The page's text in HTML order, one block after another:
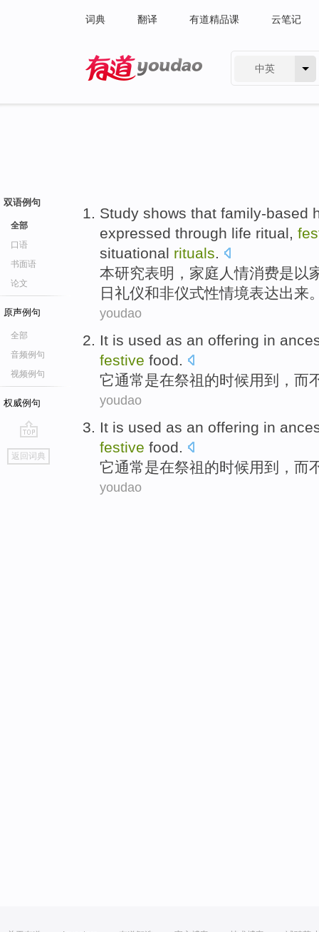
词典 翻译 有道精品课 云笔记
中英
双语例句
全部
口语
书面语
论文
原声例句
全部
音频例句
视频例句
权威例句
go
top
返回词典
Study shows that family-based
expressed through life ritual,
situational rituals.
本研究表明 ， 家庭 人情消费是以
日 礼仪和非仪式性情境表达出来
youdao
It is used as an offering in
festive food.
它通常是在祭祖的时候用到， 而
youdao
It is used as an offering in
festive food
它通常是在祭祖的时候用到， 而
youdao